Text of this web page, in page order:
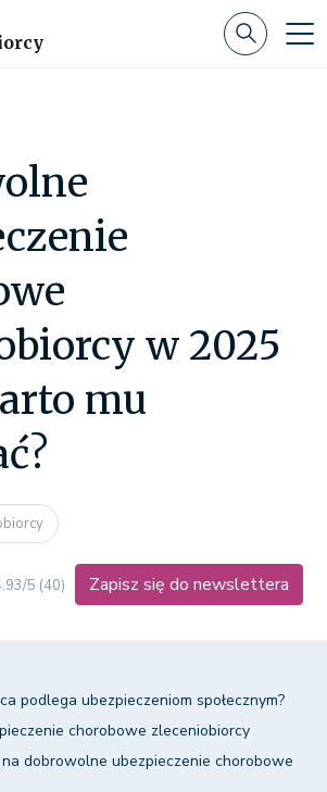
w 2025
mu
5 (40) Zapisz się do newslettera
podlega ubezpieczeniom społecznym?
chorobowe zleceniobiorcy
na dobrowolne ubezpieczenie chorobowe